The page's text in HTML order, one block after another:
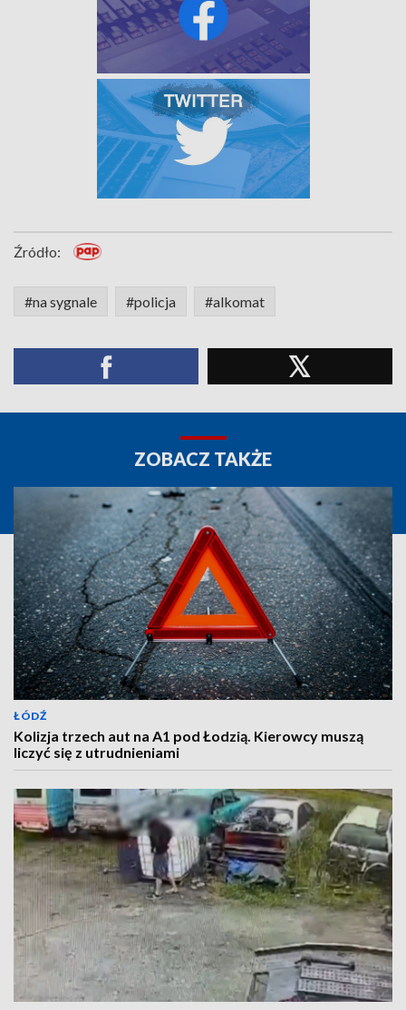
Źródło:
#na sygnale #policja #alkomat
ZOBACZ TAKŻE
ŁÓDŹ
Kolizja trzech aut na A1 pod Łodzią. Kierowcy muszą
liczyć się z utrudnieniami